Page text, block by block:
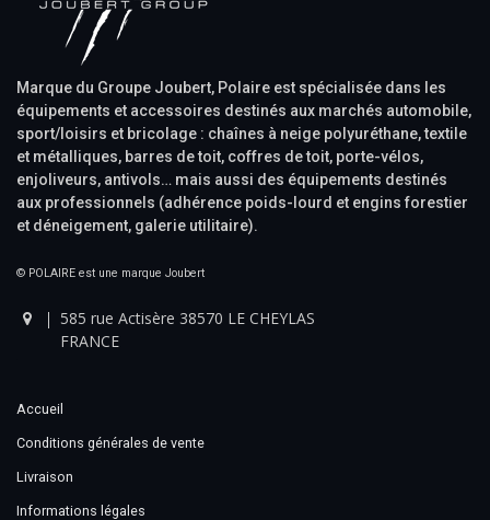
Marque du Groupe Joubert, Polaire est spécialisée dans les
équipements et accessoires destinés aux marchés automobile,
sport/loisirs et bricolage : chaînes à neige polyuréthane, textile
et métalliques, barres de toit, coffres de toit, porte-vélos,
enjoliveurs, antivols… mais aussi des équipements destinés
aux professionnels (adhérence poids-lourd et engins forestier
et déneigement, galerie utilitaire).
© POLAIRE est une marque Joubert
585 rue Actisère 38570 LE CHEYLAS
FRANCE
Accueil
Conditions générales de vente
Livraison
Informations légales